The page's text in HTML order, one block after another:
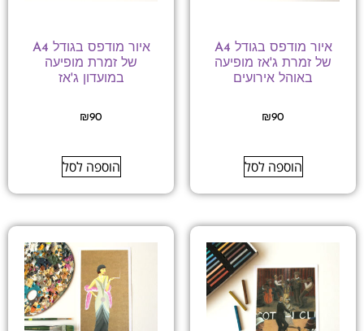
איור מודפס בגודל A4
של זמרת ג'אז מופיעה
באוהל אירועים
₪90
הוספה לסל
איור מודפס בגודל A4
של זמרת מופיעה
במועדון ג'אז
₪90
הוספה לסל